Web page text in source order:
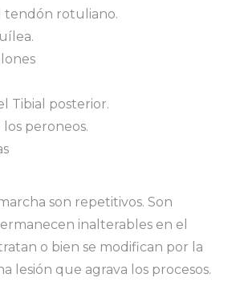
tendón rotuliano.
Tibial posterior.
peroneos.
son repetitivos. Son
inalterables en el
o bien se modifican por la
lesión que agrava los procesos.